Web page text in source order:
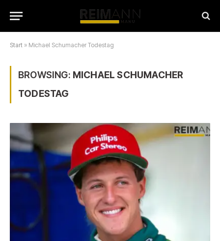
Start » Michael Schumacher Todestag
BROWSING: MICHAEL SCHUMACHER
TODESTAG